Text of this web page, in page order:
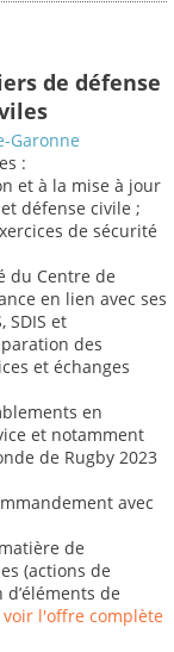
de défense
Garonne
:
et à la mise à jour
défense civile ;
de sécurité
du Centre de
en lien avec ses
SDIS et
des
et échanges
en
et notamment
de Rugby 2023
avec
de
(actions de
de
voir l'offre complète